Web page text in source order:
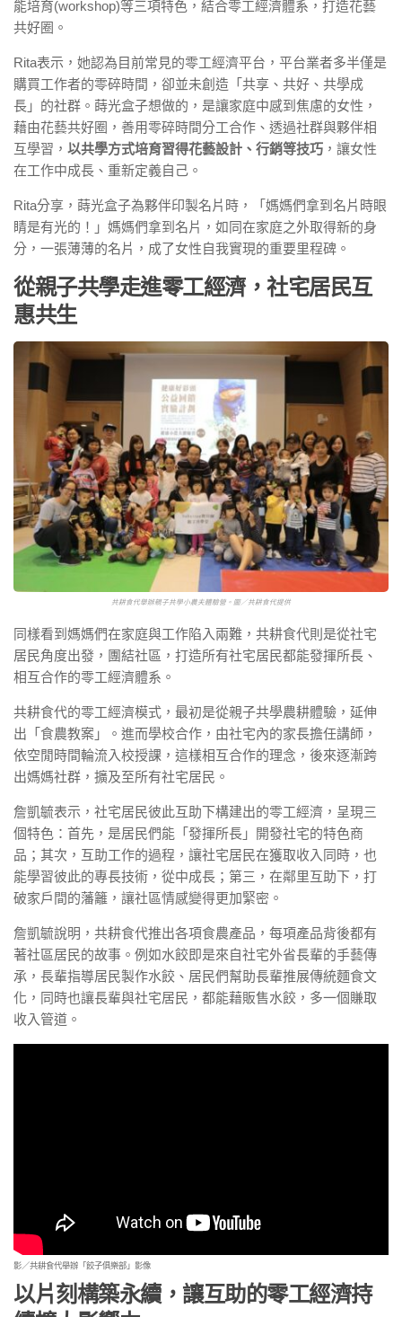
能培育(workshop)等三項特色，結合零工經濟體系，打造花藝
共好圈。
Rita表示，她認為目前常見的零工經濟平台，平台業者多半僅是
購買工作者的零碎時間，卻並未創造「共享、共好、共學成
長」的社群。蒔光盒子想做的，是讓家庭中感到焦慮的女性，
藉由花藝共好圈，善用零碎時間分工合作、透過社群與夥伴相
互學習， 以共學方式培育習得花藝設計、行銷等技巧 ，讓女性
在工作中成長、重新定義自己。
Rita分享，蒔光盒子為夥伴印製名片時，「媽媽們拿到名片時眼
睛是有光的！」媽媽們拿到名片，如同在家庭之外取得新的身
分，一張薄薄的名片，成了女性自我實現的重要里程碑。
從親子共學走進零工經濟，社宅居民互
惠共生
共耕食代舉辦親子共學小農夫體驗營。圖／共耕食代提供
同樣看到媽媽們在家庭與工作陷入兩難，共耕食代則是從社宅
居民角度出發，團結社區，打造所有社宅居民都能發揮所長、
相互合作的零工經濟體系。
共耕食代的零工經濟模式，最初是從親子共學農耕體驗，延伸
出「食農教案」。進而學校合作，由社宅內的家長擔任講師，
依空閒時間輪流入校授課，這樣相互合作的理念，後來逐漸跨
出媽媽社群，擴及至所有社宅居民。
詹凱毓表示，社宅居民彼此互助下構建出的零工經濟，呈現三
個特色：首先，是居民們能「發揮所長」開發社宅的特色商
品；其次，互助工作的過程，讓社宅居民在獲取收入同時，也
能學習彼此的專長技術，從中成長；第三，在鄰里互助下，打
破家戶間的藩籬，讓社區情感變得更加緊密。
詹凱毓說明，共耕食代推出各項食農產品，每項產品背後都有
著社區居民的故事。例如水餃即是來自社宅外省長輩的手藝傳
承，長輩指導居民製作水餃、居民們幫助長輩推展傳統麵食文
化，同時也讓長輩與社宅居民，都能藉販售水餃，多一個賺取
收入管道。
影／共耕食代舉辦「餃子俱樂部」影像
以片刻構築永續，讓互助的零工經濟持